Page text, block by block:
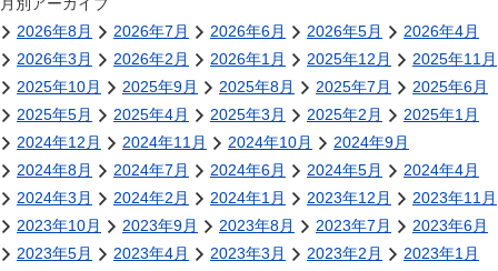
月別アーカイブ
2026年8月
2026年7月 2026年6月 2026年5月
2026年4月
2026年3月
2026年2月 2026年1月 2025年12月
2025年11月
2025年10月
2025年9月 2025年8月 2025年7月
2025年6月
2025年5月
2025年4月 2025年3月 2025年2月
2025年1月
2024年12月
2024年11月 2024年10月
2024年9月
2024年8月
2024年7月 2024年6月 2024年5月
2024年4月
2024年3月
2024年2月 2024年1月 2023年12月
2023年11月
2023年10月
2023年9月 2023年8月 2023年7月
2023年6月
2023年5月
2023年4月 2023年3月 2023年2月
2023年1月